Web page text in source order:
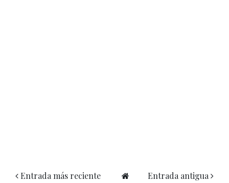
Entrada más reciente Entrada antigua